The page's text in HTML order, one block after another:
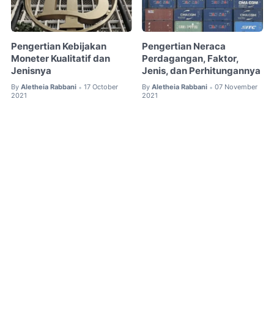
Pengertian Kebijakan
Moneter Kualitatif dan
Jenisnya
By Aletheia Rabbani • 17 October
2021
Pengertian Neraca
Perdagangan, Faktor,
Jenis, dan Perhitungannya
By Aletheia Rabbani • 07 November
2021